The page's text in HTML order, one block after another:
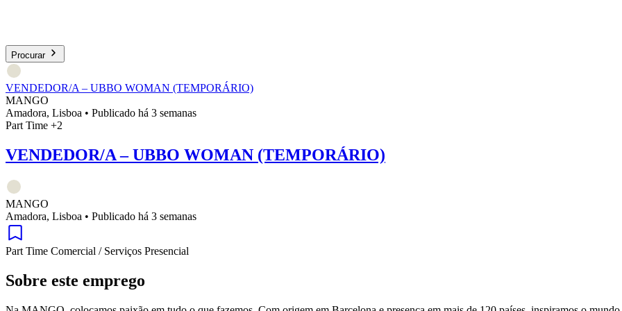
Procurar
VENDEDOR/A – UBBO WOMAN (TEMPORÁRIO)
MANGO
Amadora, Lisboa • Publicado há 3 semanas
Part Time +2
VENDEDOR/A – UBBO WOMAN (TEMPORÁRIO)
MANGO
Amadora, Lisboa • Publicado há 3 semanas
Part Time Comercial / Serviços Presencial
Sobre este emprego